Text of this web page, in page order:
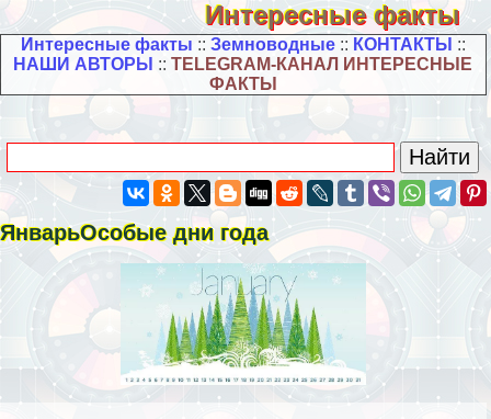
Интересные факты
Интересные факты :: Земноводные:: КОНТАКТЫ ::
НАШИ АВТОРЫ ::TELEGRAM-КАНАЛ ИНТЕРЕСНЫЕ
ФАКТЫ
ЯнварьОсобые дни года